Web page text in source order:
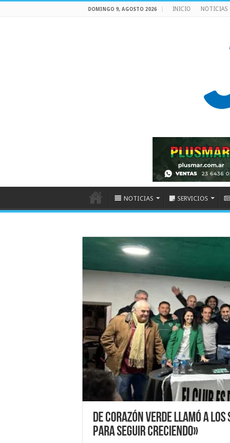
DOMINGO 9, AGOSTO 2026 INICIO NOTICIAS
NOTICIAS SERVICIOS
De Corazón Verde llamó a
para seguir creciendo»